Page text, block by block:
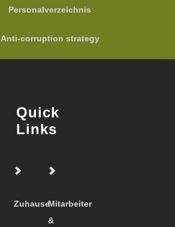
Personalverzeichnis
Anti-corruption strategy
Quick
Links
ZuhauseMitarbeiter
&